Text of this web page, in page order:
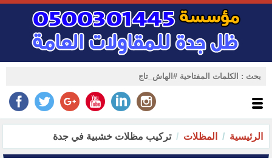
الرئيسية المظلات تركيب مظلات خشبية في جدة